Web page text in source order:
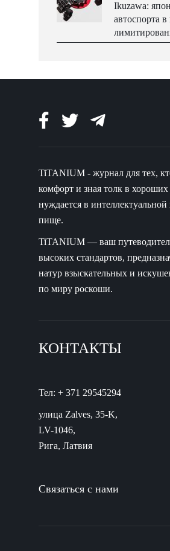
Ikuzawa:
автоспорта
TiTANIUM - журнал для тех,
комфорт и зная толк в
нуждается в
пище.
TiTANIUM — ваш
высоких стандартов,
натур взыскательных и
по миру роскоши.
КОНТАКТЫ
Тел: + 371 29545294
улица Zalves, 35-K,
LV-1046,
Рига, Латвия
Связаться с нами